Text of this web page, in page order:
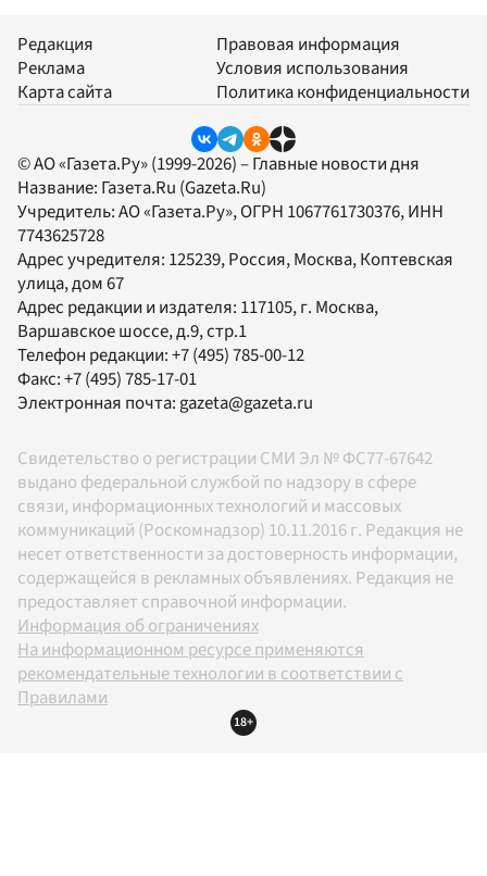
Редакция
Реклама
Карта сайта
Правовая информация
Условия использования
Политика конфиденциальности
© АО «Газета.Ру» (1999-2026) – Главные новости дня
Название: Газета.Ru (Gazeta.Ru)
Учредитель:АО «Газета.Ру», ОГРН 1067761730376, ИНН
7743625728
Адрес учредителя: 125239, Россия, Москва, Коптевская
улица, дом 67
Адрес редакции и издателя: 117105, г. Москва,
Варшавское шоссе, д.9, стр.1
Телефон редакции:+7 (495) 785-00-12
Факс:+7 (495) 785-17-01
Электронная почта:gazeta@gazeta.ru
Свидетельство о регистрации СМИ Эл № ФС77-67642
выдано федеральной службой по надзору в сфере
связи, информационных технологий и массовых
коммуникаций (Роскомнадзор) 10.11.2016 г. Редакция не
несет ответственности за достоверность информации,
содержащейся в рекламных объявлениях. Редакция не
предоставляет справочной информации.
Информация об ограничениях
На информационном ресурсе применяются
рекомендательные технологии в соответствии с
Правилами
18+